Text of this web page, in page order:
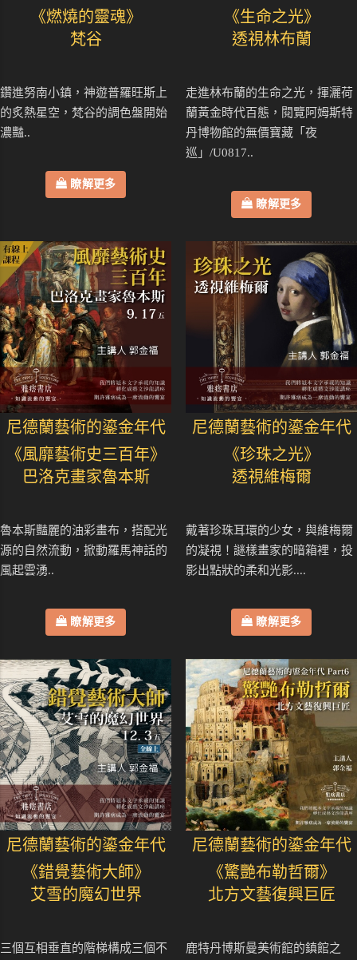
《燃燒的靈魂》
梵谷
鑽進努南小鎮，神遊普羅旺斯上
的炙熱星空，梵谷的調色盤開始
濃豔..
瞭解更多
《生命之光》
透視林布蘭
走進林布蘭的生命之光，揮灑荷
蘭黃金時代百態，閱覽阿姆斯特
丹博物館的無價寶藏「夜
巡」/U0817..
瞭解更多
尼德蘭藝術的鎏金年代
《風靡藝術史三百年》
巴洛克畫家魯本斯
魯本斯豔麗的油彩畫布，搭配光
源的自然流動，掀動羅馬神話的
風起雲湧..
瞭解更多
尼德蘭藝術的鎏金年代
《珍珠之光》
透視維梅爾
戴著珍珠耳環的少女，與維梅爾
的凝視！謎樣畫家的暗箱裡，投
影出點狀的柔和光影....
瞭解更多
尼德蘭藝術的鎏金年代
《錯覺藝術大師》
艾雪的魔幻世界
三個互相垂直的階梯構成三個不
尼德蘭藝術的鎏金年代
《驚艷布勒哲爾》
北方文藝復興巨匠
鹿特丹博斯曼美術館的鎮館之